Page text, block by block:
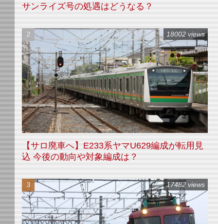
サンライズ号の処遇はどうなる？
【サロ廃車へ】E233系ヤマU629編成が転用見
込 今後の動向や対象編成は？
18002 views
17482 views